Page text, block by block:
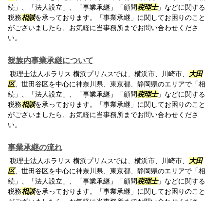
続」、「法人設立」、「事業承継」「顧問税理士」などに関する
税務相談を承っております。「事業承継」に関してお困りのこと
がございましたら、お気軽に当事務所までお問い合わせくださ
い。
親族内事業承継について
税理士法人ポラリス 横浜プリムスでは、横浜市、川崎市、
大田
区、世田谷区を中心に神奈川県、東京都、静岡県のエリアで「相
続」、「法人設立」、「事業承継」「顧問税理士」などに関する
税務相談を承っております。「事業承継」に関してお困りのこと
がございましたら、お気軽に当事務所までお問い合わせくださ
い。
事業承継の流れ
税理士法人ポラリス 横浜プリムスでは、横浜市、川崎市、
大田
区、世田谷区を中心に神奈川県、東京都、静岡県のエリアで「相
続」、「法人設立」、「事業承継」「顧問税理士」などに関する
税務相談を承っております。「事業承継」に関してお困りのこと